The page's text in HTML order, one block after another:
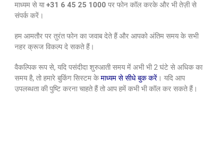
माध्यम से या+31 6 45 25 1000 पर फोन कॉल करके और भी तेज़ी से
संपर्क करें।
हम आमतौर पर तुरंत फोन का जवाब देते हैं और आपको अंतिम समय के सभी
नहर क्रूज विकल्प दे सकते हैं।
वैकल्पिक रूप से, यदि पसंदीदा शुरुआती समय में अभी भी 2 घंटे से अधिक का
समय है, तो हमारे बुकिंग सिस्टम केमाध्यम से सीधे बुक करें । यदि आप
उपलब्धता की पुष्टि करना चाहते हैं तो आप हमें कभी भी कॉल कर सकते हैं।